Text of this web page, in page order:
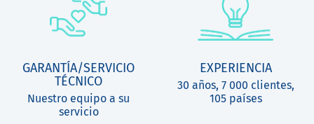
GARANTÍA/SERVICIO
TÉCNICO
Nuestro equipo a su
servicio
EXPERIENCIA
30 años, 7 000 clientes,
105 países